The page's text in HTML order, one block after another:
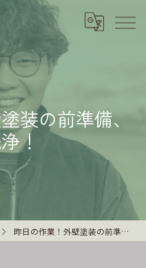
装の前準備、
！
昨日の作業！外壁塗装の前準備、高圧洗浄！